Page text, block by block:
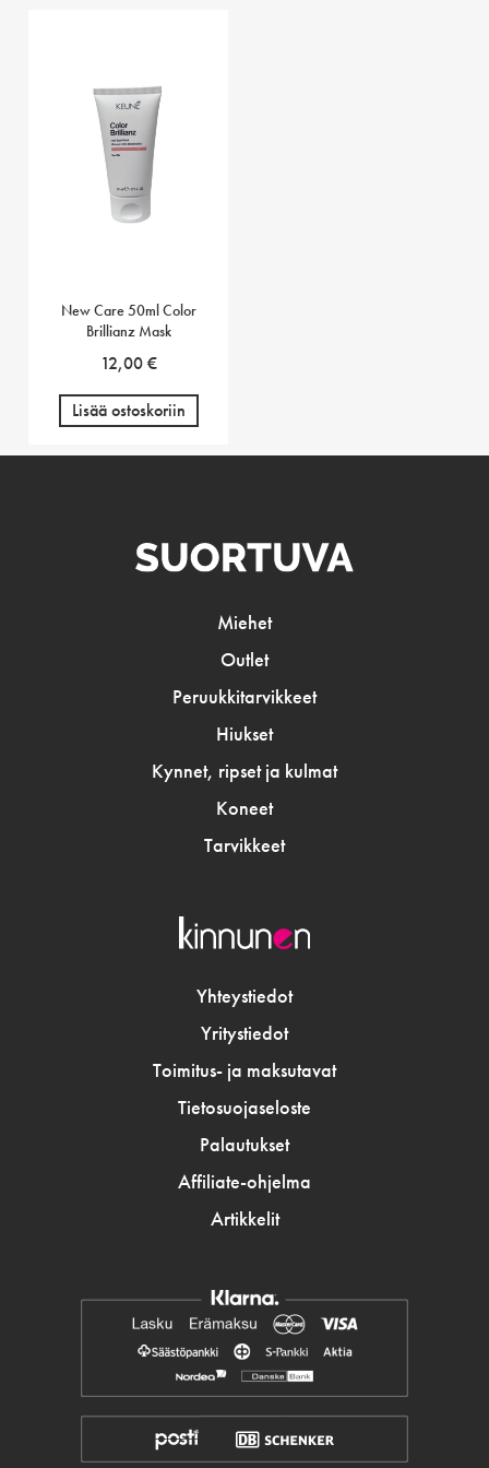
New Care 50ml Color
Brillianz Mask
12,00€
Lisää ostoskoriin
Miehet
Outlet
Peruukkitarvikkeet
Hiukset
Kynnet, ripset ja kulmat
Koneet
Tarvikkeet
Yhteystiedot
Yritystiedot
Toimitus- ja maksutavat
Tietosuojaseloste
Palautukset
Affiliate-ohjelma
Artikkelit